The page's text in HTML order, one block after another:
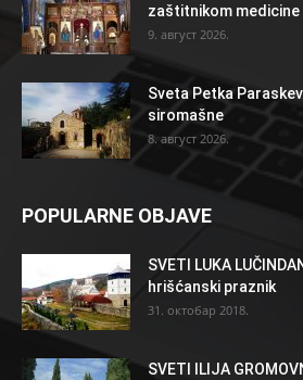
zaštitnikom
9. август 2026.
Sveta Petka
siromašne
8. август 2026.
POPULARNE OBJAVE
SVETI LUKA
hrišćanski praznik
31. октобар 2018.
SVETI ILIJA